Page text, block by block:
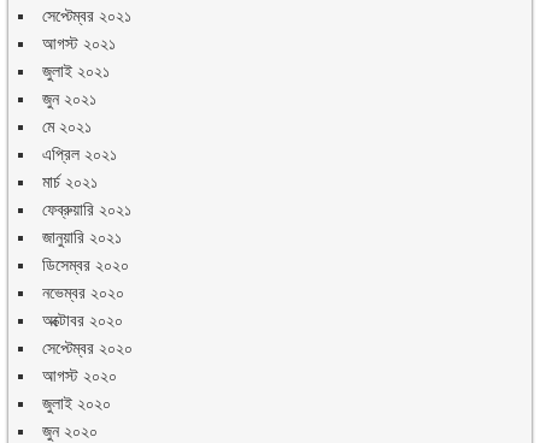
সেপ্টেম্বর ২০২১
আগস্ট ২০২১
জুলাই ২০২১
জুন ২০২১
মে ২০২১
এপ্রিল ২০২১
মার্চ ২০২১
ফেব্রুয়ারি ২০২১
জানুয়ারি ২০২১
ডিসেম্বর ২০২০
নভেম্বর ২০২০
অক্টোবর ২০২০
সেপ্টেম্বর ২০২০
আগস্ট ২০২০
জুলাই ২০২০
জুন ২০২০